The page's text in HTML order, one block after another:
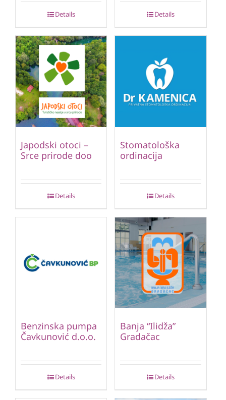
Details Details
Japodski otoci –
Srce prirode doo
Details
Stomatološka
ordinacija
Details
Benzinska pumpa
Čavkunović d.o.o.
Details
Banja “Ilidža”
Gradačac
Details